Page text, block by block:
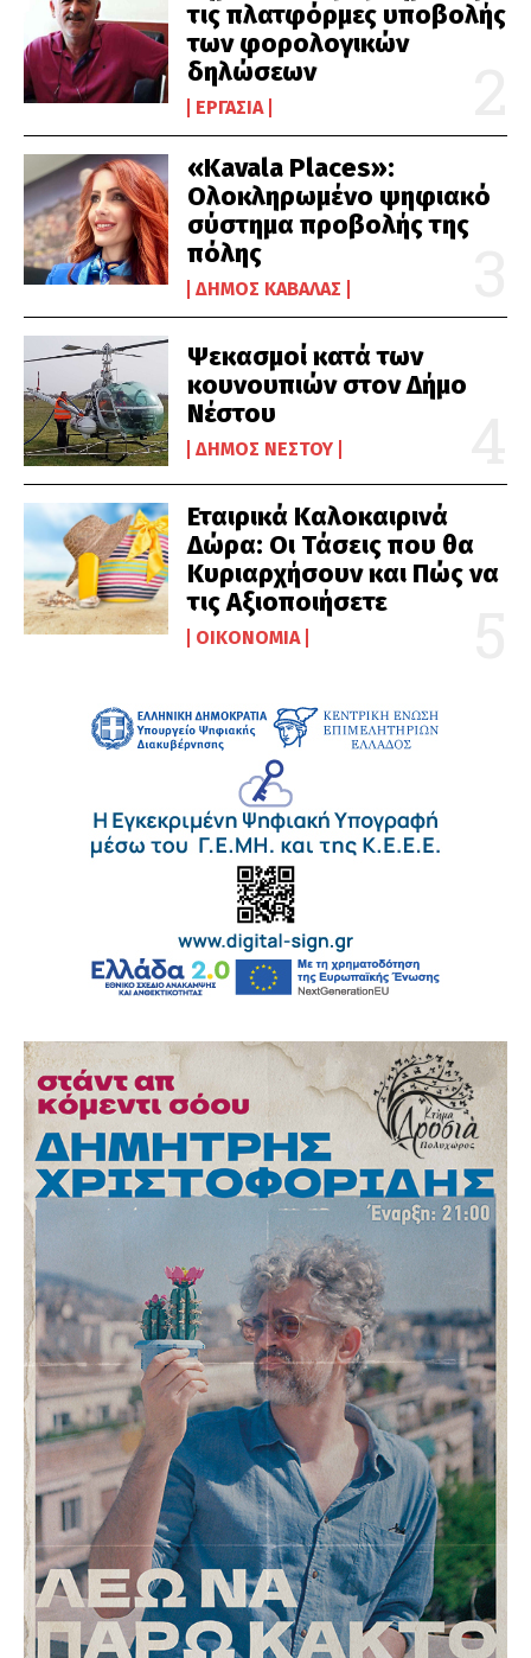
τις πλατφόρμες υποβολής
των φορολογικών
δηλώσεων
ΕΡΓΑΣΊΑ
«Kavala Places»:
Ολοκληρωμένο ψηφιακό
σύστημα προβολής της
πόλης
ΔΉΜΟΣ ΚΑΒΆΛΑΣ
Ψεκασμοί κατά των
κουνουπιών στον Δήμο
Νέστου
ΔΉΜΟΣ ΝΈΣΤΟΥ
Εταιρικά Καλοκαιρινά
Δώρα: Οι Τάσεις που θα
Κυριαρχήσουν και Πώς να
τις Αξιοποιήσετε
ΟΙΚΟΝΟΜΊΑ